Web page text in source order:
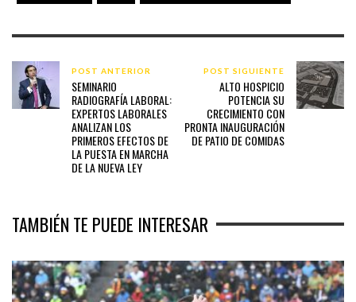
POST ANTERIOR
SEMINARIO
RADIOGRAFÍA LABORAL:
EXPERTOS LABORALES
ANALIZAN LOS
PRIMEROS EFECTOS DE
LA PUESTA EN MARCHA
DE LA NUEVA LEY
POST SIGUIENTE
ALTO HOSPICIO
POTENCIA SU
CRECIMIENTO CON
PRONTA INAUGURACIÓN
DE PATIO DE COMIDAS
TAMBIÉN TE PUEDE INTERESAR